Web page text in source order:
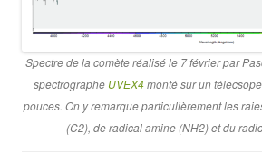
Spectre de la comète réalisé le 7 février par
spectrographe UVEX4monté sur un
pouces. On y remarque particulièrement les
(C2), de radical amine (NH2) et du